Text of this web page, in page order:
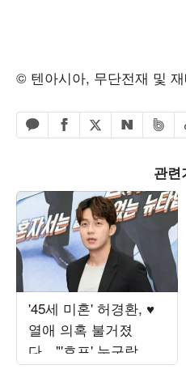
© 텐아시아, 무단전재 및
카카오톡 공유하기
페이스북 공유하기
엑스 공유하기
네이버 공유
밴드
관련
'45세 미혼' 허경환, ♥
열애 의혹 불거졌
다…"'호프' 누구랑 봤
는지 들은 게 있어" 추